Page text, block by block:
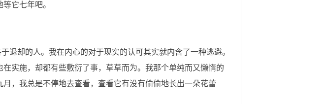
它七年吧。
却的人。我在内心的对于现实的认可其实就内含了一种逃避。
实施，却都有些敷衍了事，草草而为。我那个单纯而又懒惰的
，我总是不停地去查看，查看它有没有偷偷地长出一朵花蕾